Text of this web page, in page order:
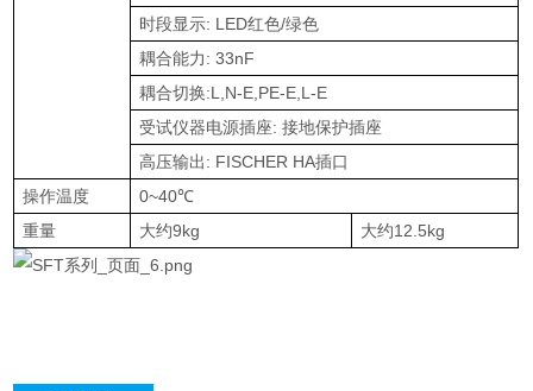
时段显示: LED红色/绿色
耦合能力: 33nF
耦合切换:L,N-E,PE-E,L-E
受试仪器电源插座:接地保护插座
高压输出: FISCHER HA插口
操作温度
0~40℃
重量
大约9kg 大约12.5kg